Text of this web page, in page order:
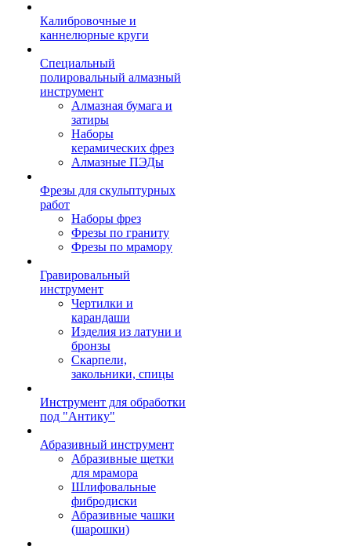
Калибровочные и
каннелюрные круги
Специальный
полировальный алмазный
инструмент
Алмазная бумага и
затиры
Наборы
керамических фрез
Алмазные ПЭДы
Фрезы для скульптурных
работ
Наборы фрез
Фрезы по граниту
Фрезы по мрамору
Гравировальный
инструмент
Чертилки и
карандаши
Изделия из латуни и
бронзы
Скарпели,
закольники, спицы
Инструмент для обработки
под "Антику"
Абразивный инструмент
Абразивные щетки
для мрамора
Шлифовальные
фибродиски
Абразивные чашки
(шарошки)